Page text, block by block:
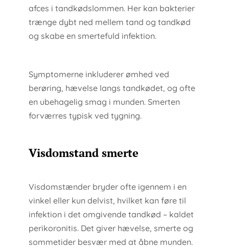
afces i tandkødslommen. Her kan bakterier
trænge dybt ned mellem tand og tandkød
og skabe en smertefuld infektion.
Symptomerne inkluderer ømhed ved
berøring, hævelse langs tandkødet, og ofte
en ubehagelig smag i munden. Smerten
forværres typisk ved tygning.
Visdomstand smerte
Visdomstænder bryder ofte igennem i en
vinkel eller kun delvist, hvilket kan føre til
infektion i det omgivende tandkød – kaldet
perikoronitis. Det giver hævelse, smerte og
sommetider besvær med at åbne munden.